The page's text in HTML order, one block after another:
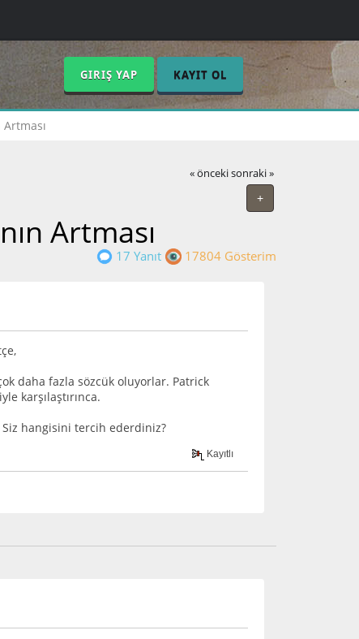
GIRIŞ YAP KAYIT OL
Artması
« önceki sonraki »
+
Artması
17 Yanıt 17804 Gösterim
daha fazla sözcük oluyorlar. Patrick
karşılaştırınca.
Siz hangisini tercih ederdiniz?
Kayıtlı